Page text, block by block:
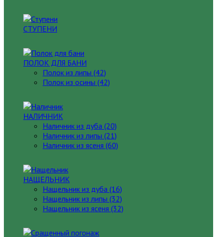
СТУПЕНИ
ПОЛОК ДЛЯ БАНИ
Полок из липы (42)
Полок из осины (42)
НАЛИЧНИК
Наличник из дуба (20)
Наличник из липы (21)
Наличник из ясеня (60)
НАЩЕЛЬНИК
Нащельник из дуба (16)
Нащельник из липы (32)
Нащельник из ясеня (32)